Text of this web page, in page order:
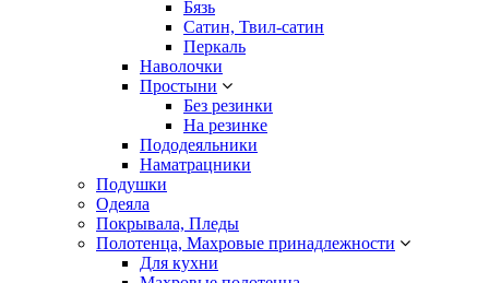
Бязь
Сатин, Твил-сатин
Перкаль
Наволочки
Простыни
Без резинки
На резинке
Пододеяльники
Наматрацники
Подушки
Одеяла
Покрывала, Пледы
Полотенца, Махровые принадлежности
Для кухни